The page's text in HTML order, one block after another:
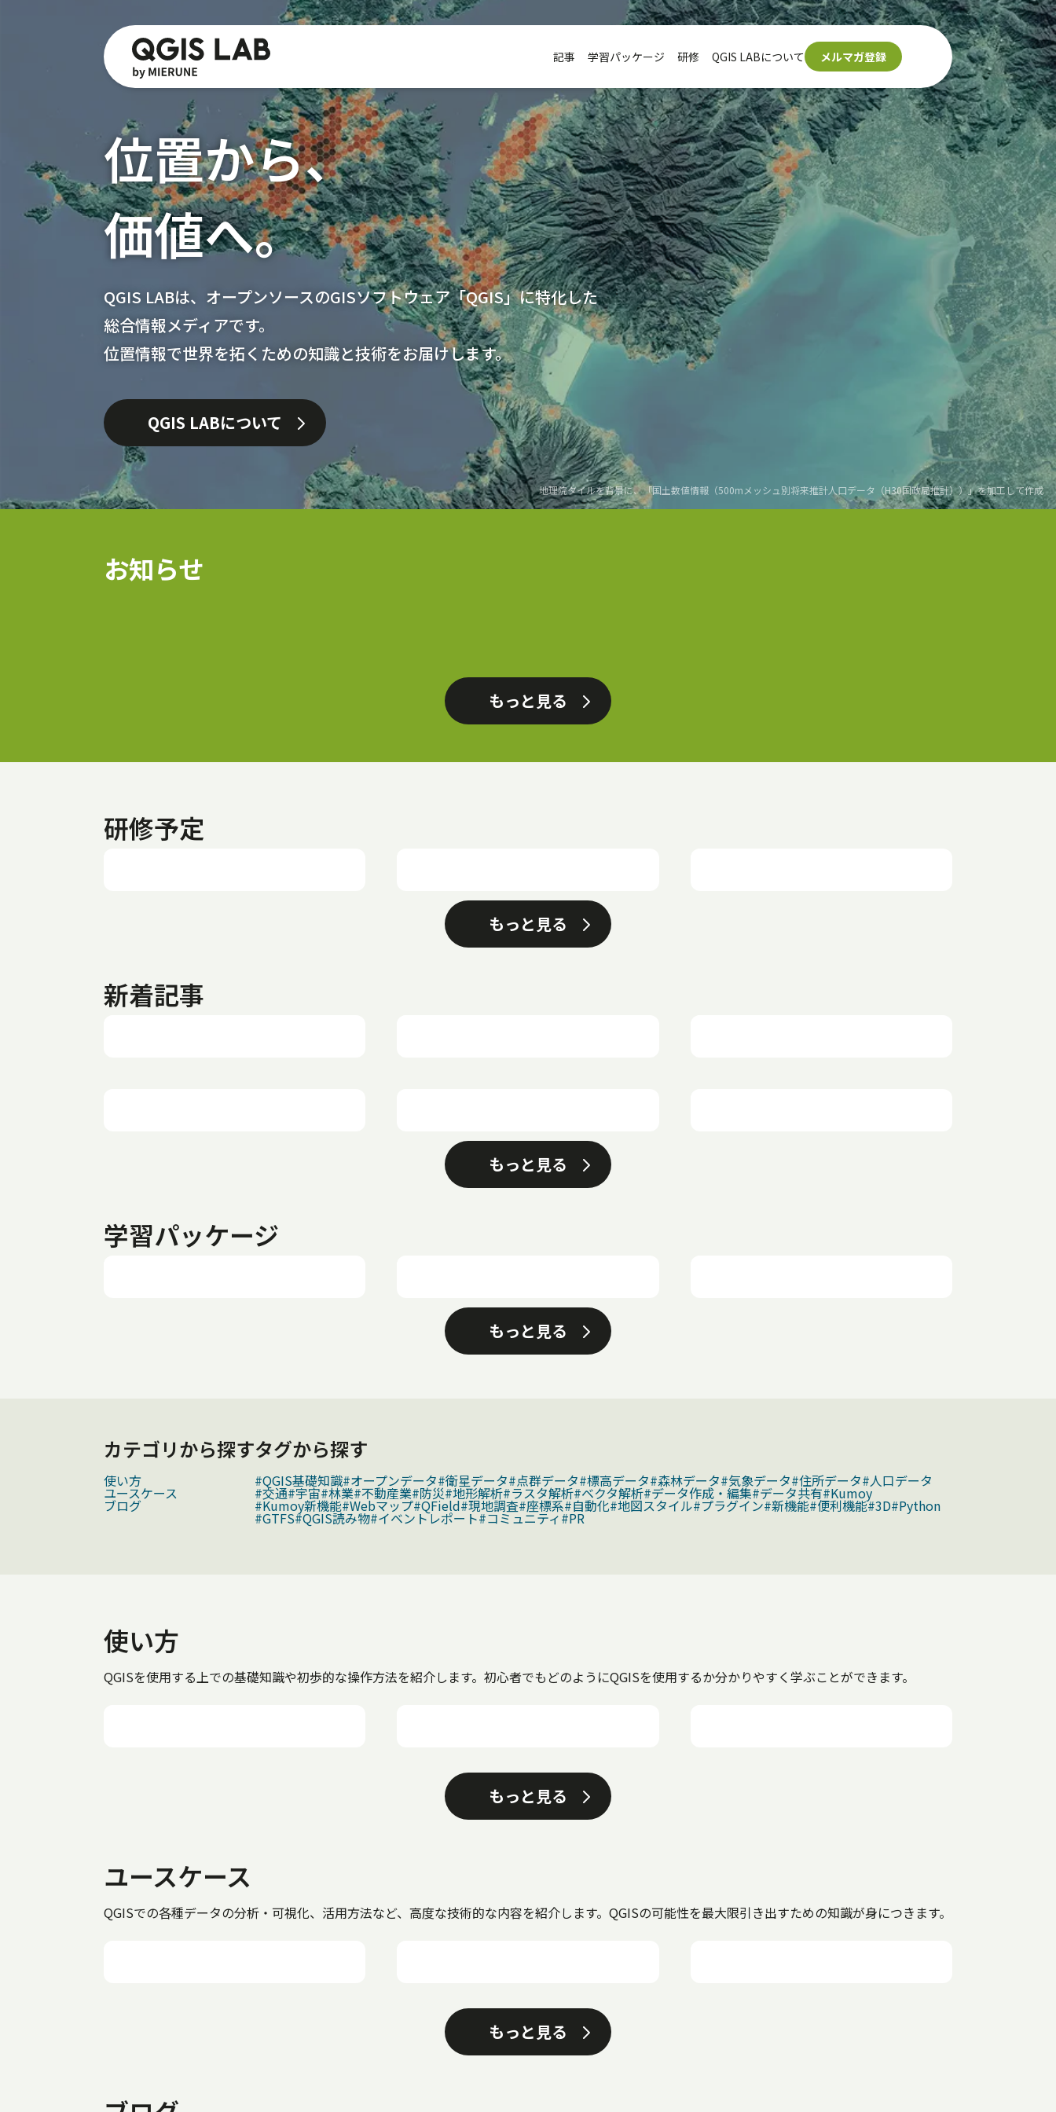
記事 学習パッケージ 研修 QGIS LABについて メルマガ登録
位置から、
価値へ。
QGIS LABは、オープンソースのGISソフトウェア「QGIS」に特化した
総合情報メディアです。
位置情報で世界を拓くための知識と技術をお届けします。
QGIS LABについて
地理院タイルを背景に、「国土数値情報（500mメッシュ別将来推計人口データ（H30国政局推計））」を加工して作成
お知らせ
もっと見る
研修予定
もっと見る
新着記事
もっと見る
学習パッケージ
もっと見る
カテゴリから探す
使い方
ユースケース
ブログ
タグから探す
#QGIS基礎知識#オープンデータ#衛星データ#点群データ#標高データ#森林データ#気象データ#住所データ#人口データ
#交通#宇宙#林業#不動産業#防災#地形解析#ラスタ解析#ベクタ解析#データ作成・編集#データ共有#Kumoy
#Kumoy新機能#Webマップ#QField#現地調査#座標系#自動化#地図スタイル#プラグイン#新機能#便利機能#3D#Python
#GTFS#QGIS読み物#イベントレポート#コミュニティ#PR
使い方
QGISを使用する上での基礎知識や初歩的な操作方法を紹介します。初心者でもどのようにQGISを使用するか分かりやすく学ぶことができます。
もっと見る
ユースケース
QGISでの各種データの分析・可視化、活用方法など、高度な技術的な内容を紹介します。QGISの可能性を最大限引き出すための知識が身につきます。
もっと見る